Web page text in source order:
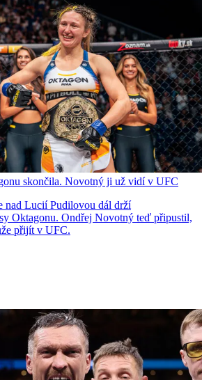
skončila. Novotný ji už vidí v UFC
nad Lucií Pudilovou dál drží
Oktagonu. Ondřej Novotný teď připustil,
přijít v UFC.